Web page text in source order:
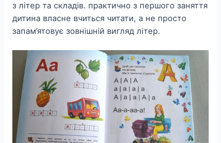
з літер та складів. практично з першого заняття
дитина власне вчиться читати, а не просто
запам’ятовує зовнішній вигляд літер.